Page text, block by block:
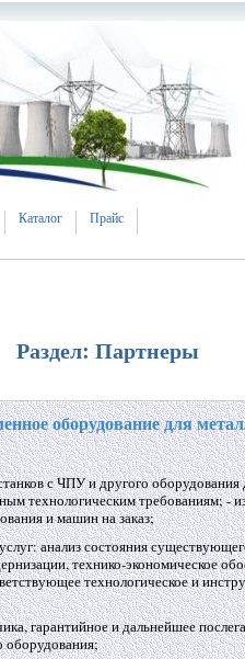
Каталог Прайс
Раздел: Партнеры
оборудование для
с ЧПУ и другого оборудования
технологическим требованиям; -
и машин на заказ;
анализ состояния
технико-экономическое
технологическое и
гарантийное и дальнейшее
оборудования;